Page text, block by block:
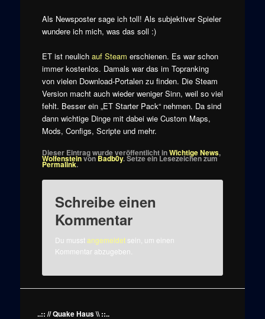
Als Newsposter sage ich toll! Als subjektiver Spieler
wundere ich mich, was das soll :)
ET ist neulich auf Steam erschienen. Es war schon
immer kostenlos. Damals war das im Topranking
von vielen Download-Portalen zu finden. Die Steam
Version macht auch wieder weniger Sinn, weil so viel
fehlt. Besser ein „ET Starter Pack“ nehmen. Da sind
dann wichtige Dinge mit dabei wie Custom Maps,
Mods, Configs, Scripte und mehr.
Dieser Eintrag wurde veröffentlicht inWichtige News,
WolfensteinvonBadb0y. Setze ein Lesezeichen zum
Permalink.
Schreibe einen
Kommentar
Du musstangemeldetsein, um einen
Kommentar abzugeben.
..:: // Quake Haus \\ ::..